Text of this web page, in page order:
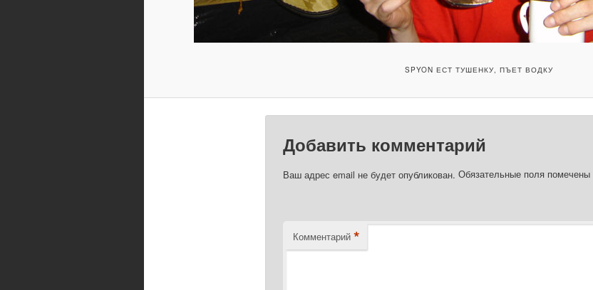
SPYON ЕСТ ТУШЕНКУ, ПЪЕТ ВОДКУ
Добавить комментарий
Ваш адрес email не будет опубликован. Обязательные поля помечены
Комментарий *